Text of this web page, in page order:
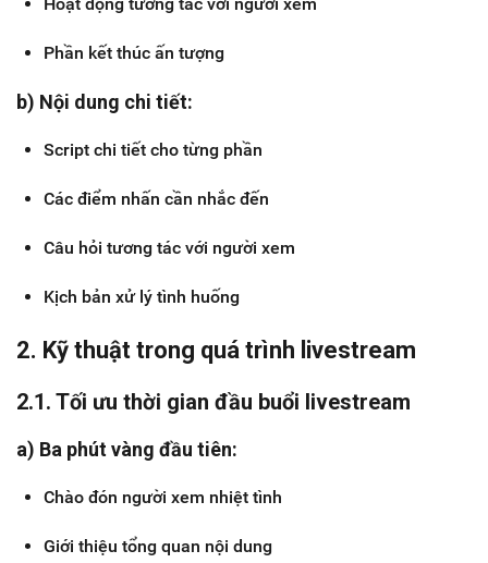
Phần kết thúc ấn tượng
b) Nội dung chi tiết:
Script chi tiết cho từng phần
Các điểm nhấn cần nhắc đến
Câu hỏi tương tác với người xem
Kịch bản xử lý tình huống
2. Kỹ thuật trong quá trình livestream
2.1. Tối ưu thời gian đầu buổi livestream
a) Ba phút vàng đầu tiên:
Chào đón người xem nhiệt tình
Giới thiệu tổng quan nội dung